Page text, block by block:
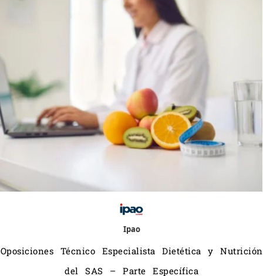
Ipao
Oposiciones Técnico Especialista Dietética y Nutrición
del SAS – Parte Específica